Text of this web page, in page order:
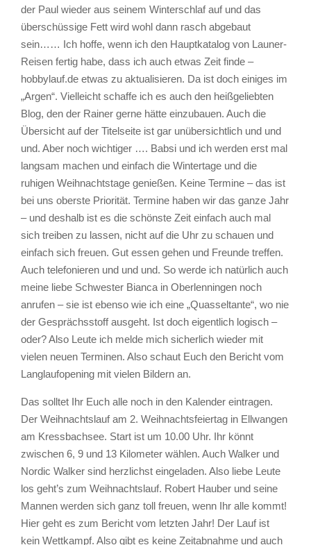
der Paul wieder aus seinem Winterschlaf auf und das
überschüssige Fett wird wohl dann rasch abgebaut
sein…… Ich hoffe, wenn ich den Hauptkatalog von Launer-
Reisen fertig habe, dass ich auch etwas Zeit finde –
hobbylauf.de etwas zu aktualisieren. Da ist doch einiges im
„Argen“. Vielleicht schaffe ich es auch den heißgeliebten
Blog, den der Rainer gerne hätte einzubauen. Auch die
Übersicht auf der Titelseite ist gar unübersichtlich und und
und. Aber noch wichtiger …. Babsi und ich werden erst mal
langsam machen und einfach die Wintertage und die
ruhigen Weihnachtstage genießen. Keine Termine – das ist
bei uns oberste Priorität. Termine haben wir das ganze Jahr
– und deshalb ist es die schönste Zeit einfach auch mal
sich treiben zu lassen, nicht auf die Uhr zu schauen und
einfach sich freuen. Gut essen gehen und Freunde treffen.
Auch telefonieren und und und. So werde ich natürlich auch
meine liebe Schwester Bianca in Oberlenningen noch
anrufen – sie ist ebenso wie ich eine „Quasseltante“, wo nie
der Gesprächsstoff ausgeht. Ist doch eigentlich logisch –
oder? Also Leute ich melde mich sicherlich wieder mit
vielen neuen Terminen. Also schaut Euch den Bericht vom
Langlaufopening mit vielen Bildern an.
Das solltet Ihr Euch alle noch in den Kalender eintragen.
Der Weihnachtslauf am 2. Weihnachtsfeiertag in Ellwangen
am Kressbachsee. Start ist um 10.00 Uhr. Ihr könnt
zwischen 6, 9 und 13 Kilometer wählen. Auch Walker und
Nordic Walker sind herzlichst eingeladen. Also liebe Leute
los geht’s zum Weihnachtslauf. Robert Hauber und seine
Mannen werden sich ganz toll freuen, wenn Ihr alle kommt!
Hier geht es zum Bericht vom letzten Jahr! Der Lauf ist
kein Wettkampf. Also gibt es keine Zeitabnahme und auch